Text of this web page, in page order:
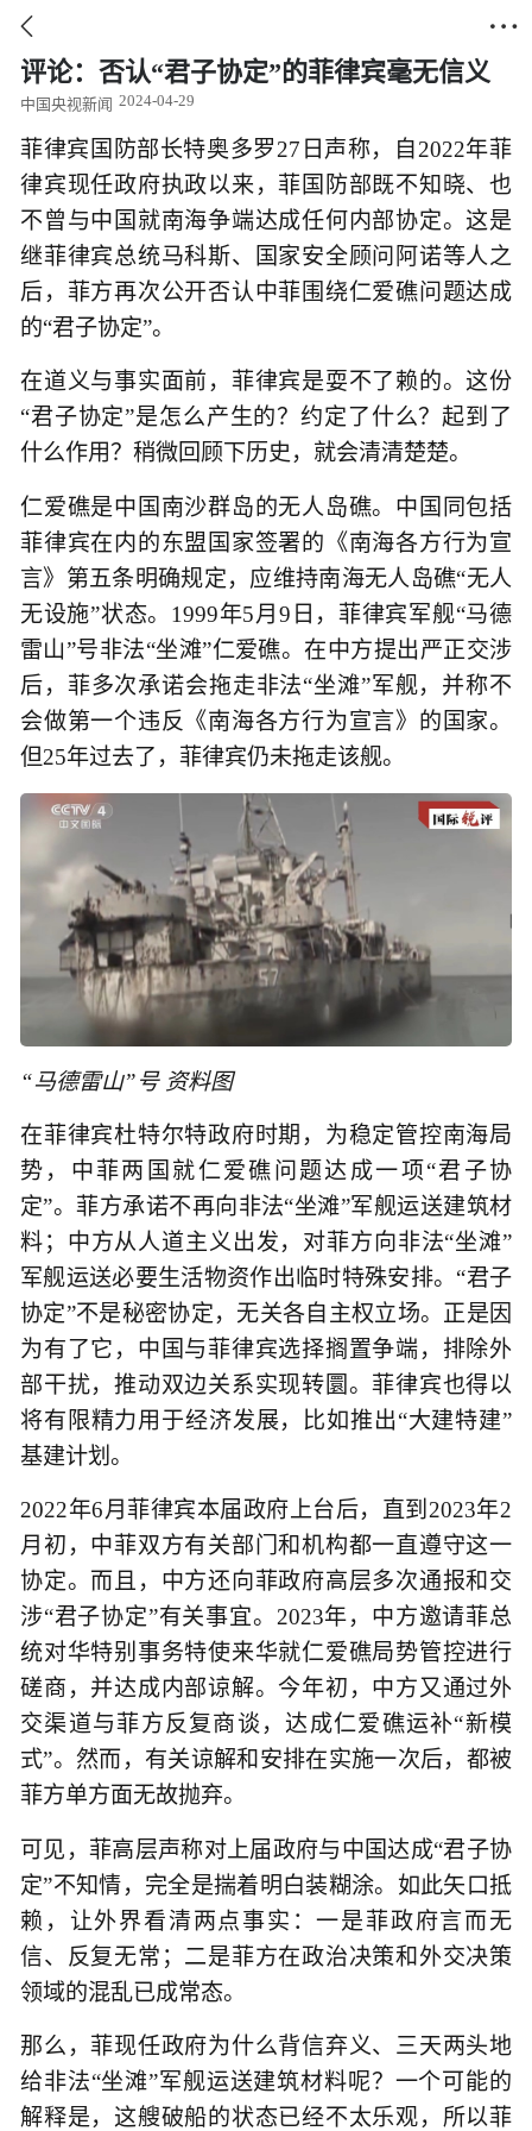
 
评论：否认“君子协定”的菲律宾毫无信义
中国央视新闻 2024-04-29
菲律宾国防部长特奥多罗27日声称，自2022年菲
律宾现任政府执政以来，菲国防部既不知晓、也
不曾与中国就南海争端达成任何内部协定。这是
继菲律宾总统马科斯、国家安全顾问阿诺等人之
后，菲方再次公开否认中菲围绕仁爱礁问题达成
的“君子协定”。
在道义与事实面前，菲律宾是耍不了赖的。这份
“君子协定”是怎么产生的？约定了什么？起到了
什么作用？稍微回顾下历史，就会清清楚楚。
仁爱礁是中国南沙群岛的无人岛礁。中国同包括
菲律宾在内的东盟国家签署的《南海各方行为宣
言》第五条明确规定，应维持南海无人岛礁“无人
无设施”状态。1999年5月9日，菲律宾军舰“马德
雷山”号非法“坐滩”仁爱礁。在中方提出严正交涉
后，菲多次承诺会拖走非法“坐滩”军舰，并称不
会做第一个违反《南海各方行为宣言》的国家。
但25年过去了，菲律宾仍未拖走该舰。
“马德雷山”号 资料图
在菲律宾杜特尔特政府时期，为稳定管控南海局
势，中菲两国就仁爱礁问题达成一项“君子协
定”。菲方承诺不再向非法“坐滩”军舰运送建筑材
料；中方从人道主义出发，对菲方向非法“坐滩”
军舰运送必要生活物资作出临时特殊安排。“君子
协定”不是秘密协定，无关各自主权立场。正是因
为有了它，中国与菲律宾选择搁置争端，排除外
部干扰，推动双边关系实现转圜。菲律宾也得以
将有限精力用于经济发展，比如推出“大建特建”
基建计划。
2022年6月菲律宾本届政府上台后，直到2023年2
月初，中菲双方有关部门和机构都一直遵守这一
协定。而且，中方还向菲政府高层多次通报和交
涉“君子协定”有关事宜。2023年，中方邀请菲总
统对华特别事务特使来华就仁爱礁局势管控进行
磋商，并达成内部谅解。今年初，中方又通过外
交渠道与菲方反复商谈，达成仁爱礁运补“新模
式”。然而，有关谅解和安排在实施一次后，都被
菲方单方面无故抛弃。
可见，菲高层声称对上届政府与中国达成“君子协
定”不知情，完全是揣着明白装糊涂。如此矢口抵
赖，让外界看清两点事实：一是菲政府言而无
信、反复无常；二是菲方在政治决策和外交决策
领域的混乱已成常态。
那么，菲现任政府为什么背信弃义、三天两头地
给非法“坐滩”军舰运送建筑材料呢？一个可能的
解释是，这艘破船的状态已经不太乐观，所以菲